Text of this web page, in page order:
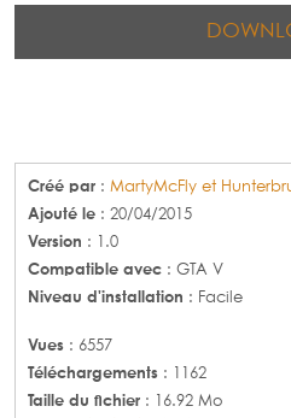
Créé par : MartyMcFly et
Ajouté le : 20/04/2015
Version : 1.0
Compatible avec : GTA V
Niveau d'installation : Facile
Vues : 6557
Téléchargements : 1162
Taille du fichier : 16.92 Mo